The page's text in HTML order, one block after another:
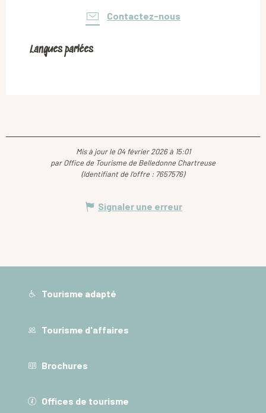
Contactez-nous
Langues parlées
Langues parlées
Mis à jour le 04 février 2026 à 15:01
par Office de Tourisme de Belledonne Chartreuse
(Identifiant de l'offre : 7657576)
Signaler une erreur
Tourisme adapté
Tourisme d'affaires
Brochures
Offices de tourisme